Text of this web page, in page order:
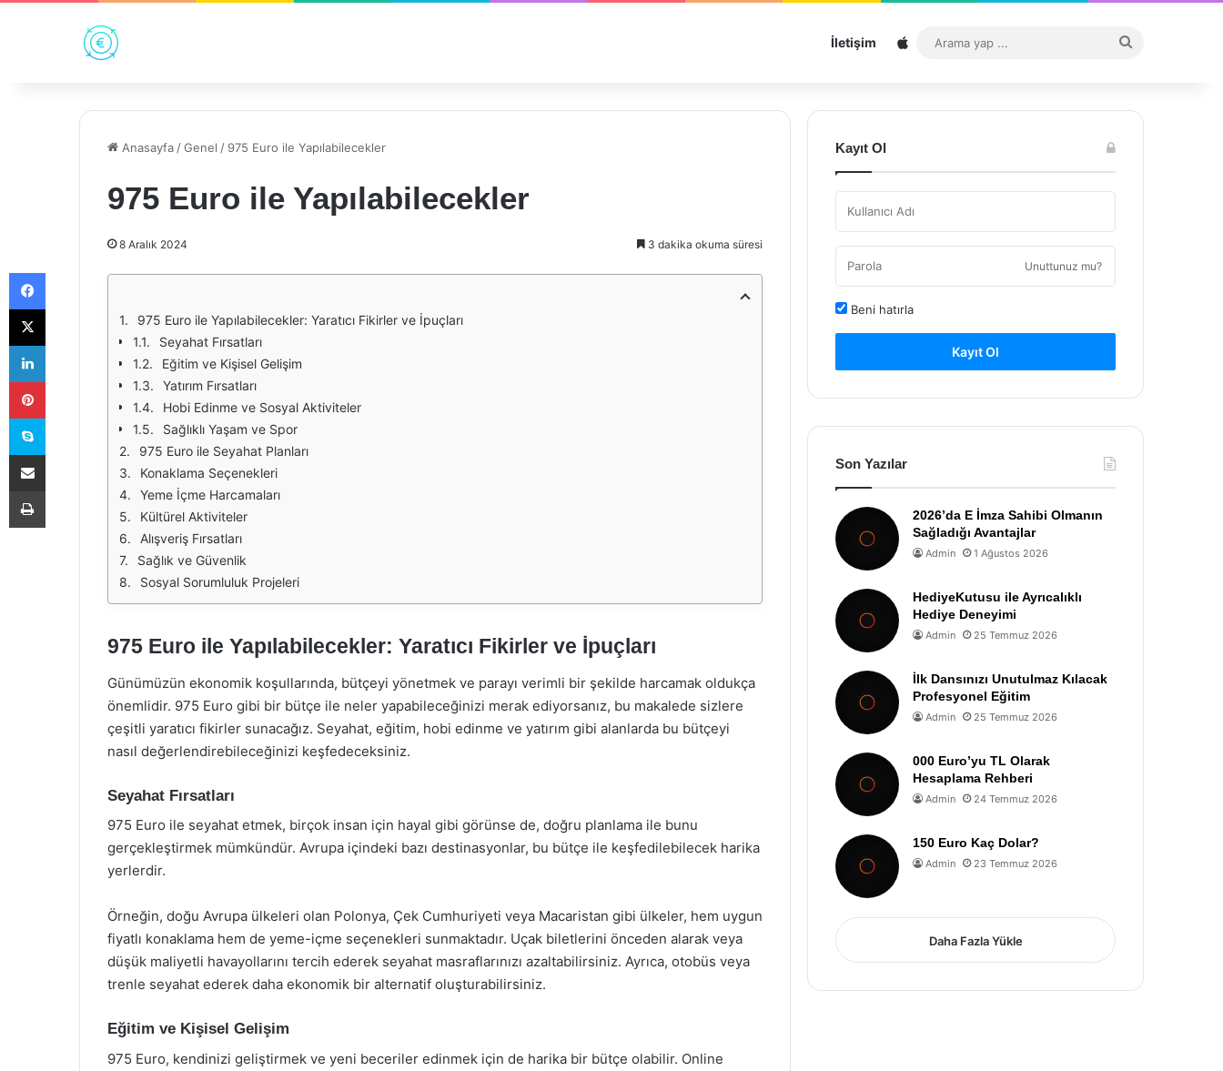
İletişim Sitemap
...
Anasayfa /Genel / 975 Euro ile Yapılabilecekler
975 Euro ile Yapılabilecekler
8 Aralık 2024 3 dakika okuma süresi
975 Euro ile Yapılabilecekler: Yaratıcı Fikirler ve İpuçları
Seyahat Fırsatları
Eğitim ve Kişisel Gelişim
Yatırım Fırsatları
Hobi Edinme ve Sosyal Aktiviteler
Sağlıklı Yaşam ve Spor
975 Euro ile Seyahat Planları
Konaklama Seçenekleri
Yeme İçme Harcamaları
Kültürel Aktiviteler
Alışveriş Fırsatları
Sağlık ve Güvenlik
Sosyal Sorumluluk Projeleri
975 Euro ile Yapılabilecekler: Yaratıcı Fikirler ve İpuçları
Günümüzün ekonomik koşullarında, bütçeyi yönetmek ve parayı verimli bir şekilde harcamak oldukça
önemlidir. 975 Euro gibi bir bütçe ile neler yapabileceğinizi merak ediyorsanız, bu makalede sizlere
çeşitli yaratıcı fikirler sunacağız. Seyahat, eğitim, hobi edinme ve yatırım gibi alanlarda bu bütçeyi
nasıl değerlendirebileceğinizi keşfedeceksiniz.
Seyahat Fırsatları
975 Euro ile seyahat etmek, birçok insan için hayal gibi görünse de, doğru planlama ile bunu
gerçekleştirmek mümkündür. Avrupa içindeki bazı destinasyonlar, bu bütçe ile keşfedilebilecek harika
yerlerdir.
Örneğin, doğu Avrupa ülkeleri olan Polonya, Çek Cumhuriyeti veya Macaristan gibi ülkeler, hem uygun
fiyatlı konaklama hem de yeme-içme seçenekleri sunmaktadır. Uçak biletlerini önceden alarak veya
düşük maliyetli havayollarını tercih ederek seyahat masraflarınızı azaltabilirsiniz. Ayrıca, otobüs veya
trenle seyahat ederek daha ekonomik bir alternatif oluşturabilirsiniz.
Eğitim ve Kişisel Gelişim
975 Euro, kendinizi geliştirmek ve yeni beceriler edinmek için de harika bir bütçe olabilir. Online
Kayıt Ol
Unuttunuz mu?
Beni hatırla
Kayıt Ol
Son Yazılar
2026’da E İmza Sahibi Olmanın
Sağladığı Avantajlar
Admin 1 Ağustos 2026
HediyeKutusu ile Ayrıcalıklı
Hediye Deneyimi
Admin 25 Temmuz 2026
İlk Dansınızı Unutulmaz Kılacak
Profesyonel Eğitim
Admin 25 Temmuz 2026
000 Euro’yu TL Olarak
Hesaplama Rehberi
Admin 24 Temmuz 2026
150 Euro Kaç Dolar?
Admin 23 Temmuz 2026
Daha Fazla Yükle
Facebook
X
LinkedIn
Pinterest
Skype
E-Posta ile paylaş